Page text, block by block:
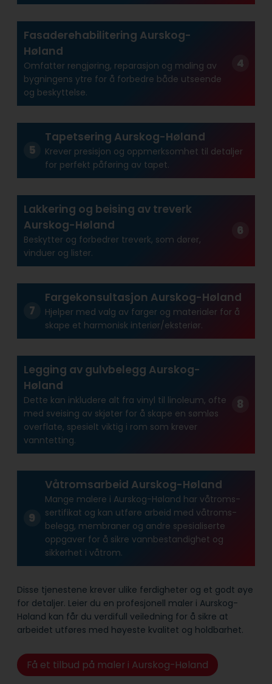
Fasaderehabilitering Aurskog-
Høland
Omfatter rengjøring, reparasjon og maling av
bygningens ytre for å forbedre både utseende
og beskyttelse.
Tapetsering Aurskog-Høland
Krever presisjon og oppmerksomhet til detaljer
for perfekt påføring av tapet.
Lakkering og beising av treverk
Aurskog-Høland
Beskytter og forbedrer treverk, som dører,
vinduer og lister.
Fargekonsultasjon Aurskog-Høland
Hjelper med valg av farger og materialer for å
skape et harmonisk interiør/eksteriør.
Legging av gulvbelegg Aurskog-
Høland
Dette kan inkludere alt fra vinyl til linoleum, ofte
med sveising av skjøter for å skape en sømløs
overflate, spesielt viktig i rom som krever
vanntetting.
Våtromsarbeid Aurskog-Høland
Mange malere i Aurskog-Høland har våtroms­
sertifikat og kan utføre arbeid med våtroms­
belegg, membraner og andre spesialiserte
oppgaver for å sikre vann­bestandighet og
sikkerhet i våtrom.
Disse tjenestene krever ulike ferdigheter og et godt øye
for detaljer. Leier du en profesjonell maler i Aurskog-
Høland kan får du verdifull veiledning for å sikre at
arbeidet utføres med høyeste kvalitet og holdbarhet.
Få et tilbud på maler i Aurskog-Høland